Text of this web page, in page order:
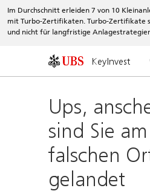
Im Durchschnitt erleiden 7 von 10
mit Turbo-Zertifikaten. Turbo-Zertifikate
und nicht für langfristige
KeyInvest
Ups,
sind Sie am
falschen
gelandet